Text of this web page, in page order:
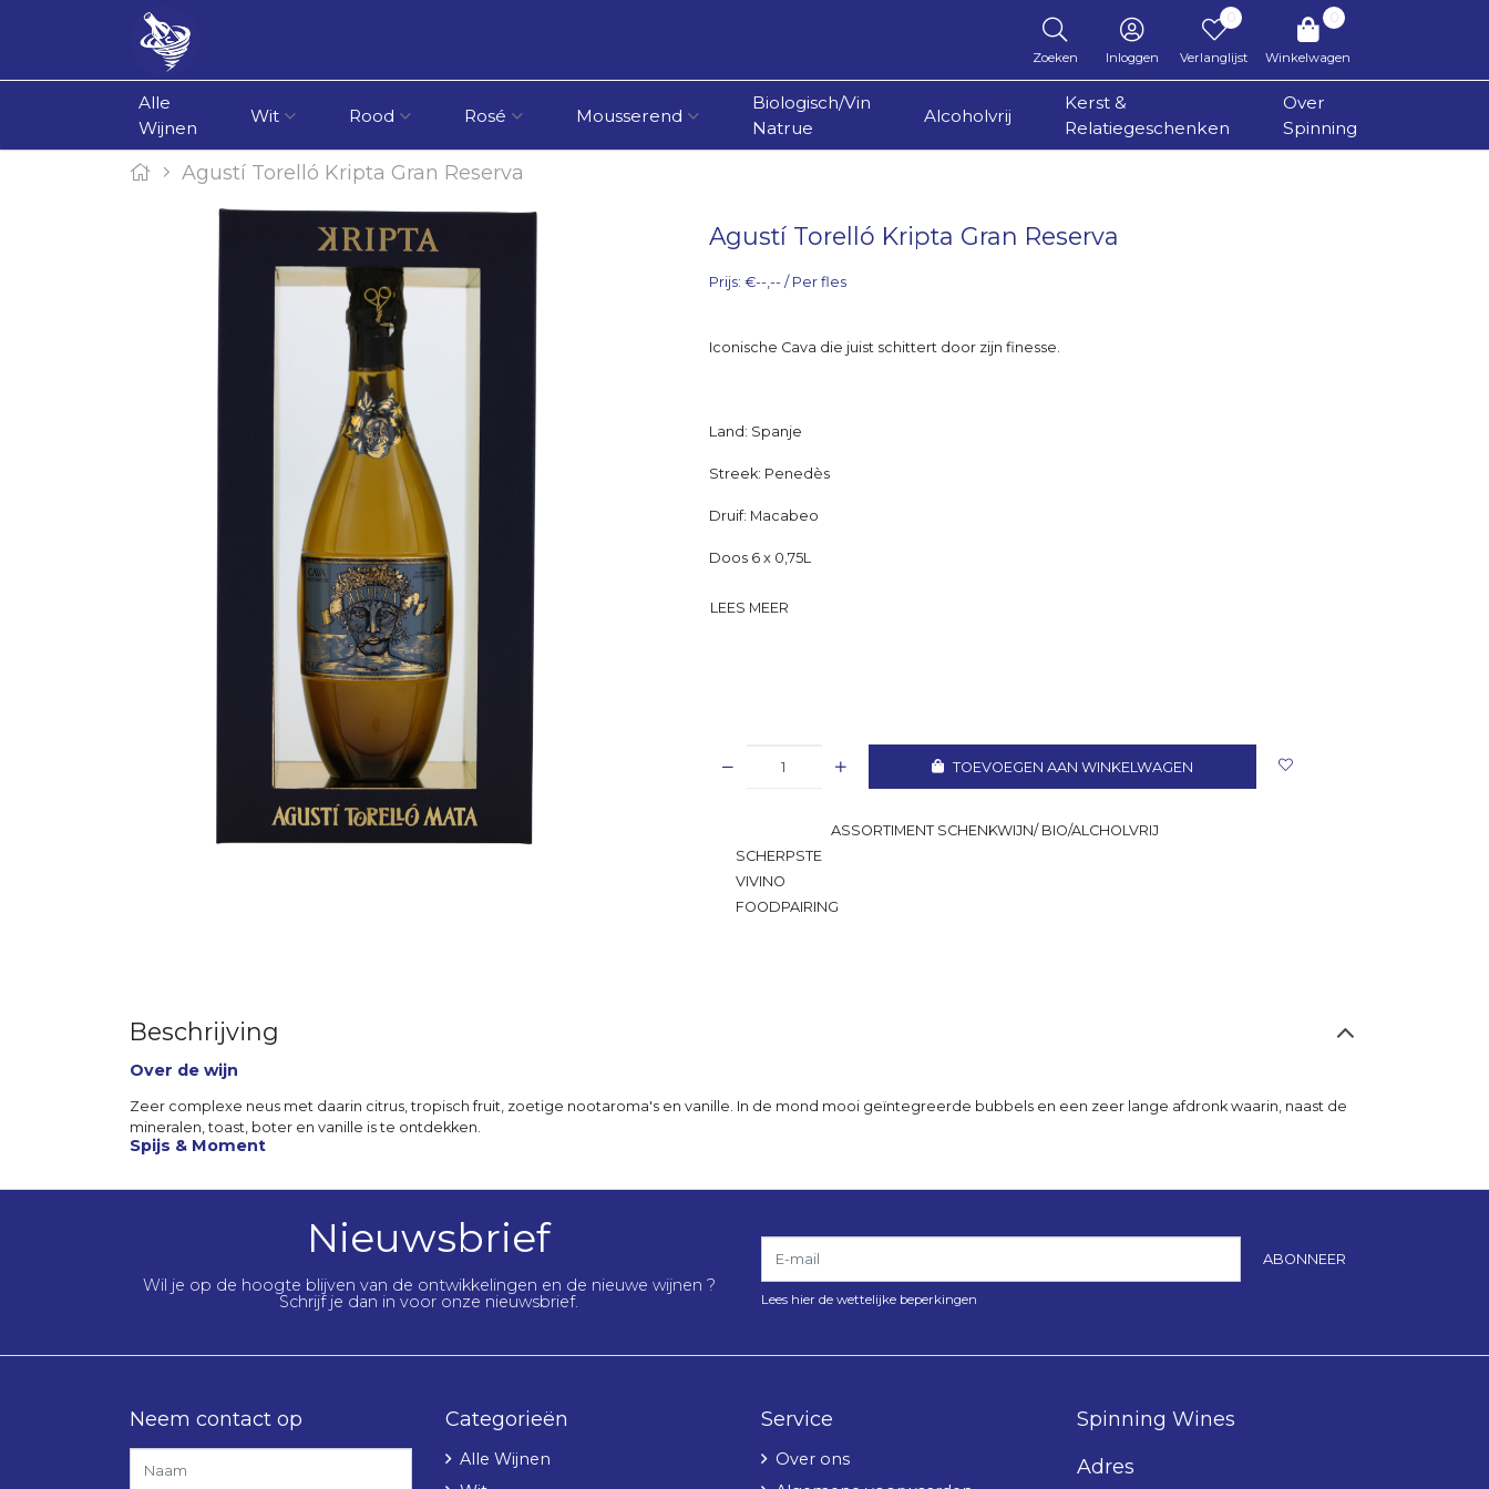
Zoeken Inloggen
0
Verlanglijst
0
Winkelwagen
Alle
Wijnen
Wit Rood Rosé Mousserend
Biologisch/Vin
Natrue
Alcoholvrij
Kerst &
Relatiegeschenken
Over
Spinning
Agustí Torelló Kripta Gran Reserva
Agustí Torelló Kripta Gran Reserva
Prijs: €--,-- / Per fles
Iconische Cava die juist schittert door zijn finesse.
Land: Spanje
Streek: Penedès
Druif: Macabeo
Doos 6 x 0,75L
LEES MEER
TOEVOEGEN AAN WINKELWAGEN
ASSORTIMENT SCHENKWIJN/ BIO/ALCHOLVRIJ
SCHERPSTE
VIVINO
FOODPAIRING
Beschrijving
Over de wijn
Zeer complexe neus met daarin citrus, tropisch fruit, zoetige nootaroma's en vanille. In de mond mooi geïntegreerde bubbels en een zeer lange afdronk waarin, naast de
mineralen, toast, boter en vanille is te ontdekken.
Spijs & Moment
Nieuwsbrief
Wil je op de hoogte blijven van de ontwikkelingen en de nieuwe wijnen ?
Schrijf je dan in voor onze nieuwsbrief.
E-mail
ABONNEER
Lees hier de wettelijke beperkingen
Neem contact op Categorieën
Alle Wijnen
Service
Over ons
Spinning Wines
Adres